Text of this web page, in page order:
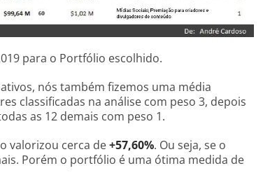
para o Portfólio escolhido.
nós também fizemos uma média
classificadas na análise com peso 3, depois
as 12 demais com peso 1.
valorizou cerca de+57,60%. Ou seja, se o
Porém o portfólio é uma ótima medida de